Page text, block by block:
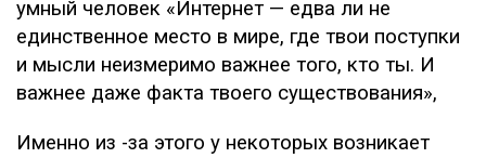
умный человек «Интернет — едва ли не
единственное место в мире, где твои поступки
и мысли неизмеримо важнее того, кто ты. И
важнее даже факта твоего существования»,
Именно из -за этого у некоторых возникает